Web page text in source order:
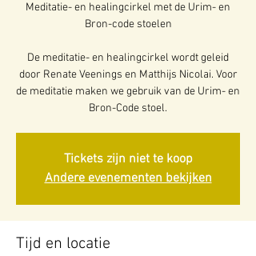
Meditatie- en healingcirkel met de Urim- en
Bron-code stoelen
De meditatie- en healingcirkel wordt geleid
door Renate Veenings en Matthijs Nicolai. Voor
de meditatie maken we gebruik van de Urim- en
Bron-Code stoel.
Tickets zijn niet te koop
Andere evenementen bekijken
Tijd en locatie